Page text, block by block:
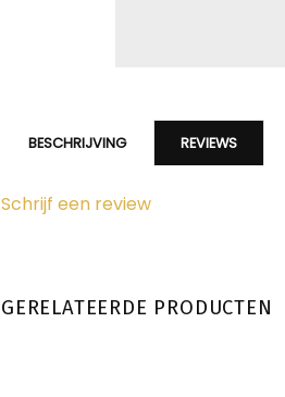
BESCHRIJVING REVIEWS
Schrijf een review
GERELATEERDE PRODUCTEN